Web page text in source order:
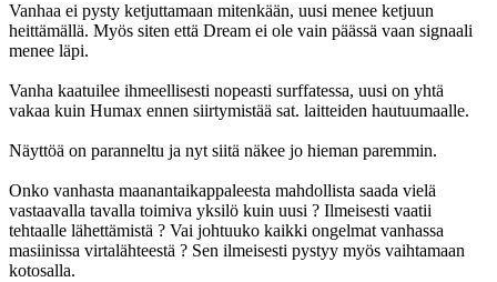
Vanhaa ei pysty ketjuttamaan mitenkään, uusi menee ketjuun
heittämällä. Myös siten että Dream ei ole vain päässä vaan signaali
menee läpi.
Vanha kaatuilee ihmeellisesti nopeasti surffatessa, uusi on yhtä
vakaa kuin Humax ennen siirtymistää sat. laitteiden hautuumaalle.
Näyttöä on paranneltu ja nyt siitä näkee jo hieman paremmin.
Onko vanhasta maanantaikappaleesta mahdollista saada vielä
vastaavalla tavalla toimiva yksilö kuin uusi ? Ilmeisesti vaatii
tehtaalle lähettämistä ? Vai johtuuko kaikki ongelmat vanhassa
masiinissa virtalähteestä ? Sen ilmeisesti pystyy myös vaihtamaan
kotosalla.